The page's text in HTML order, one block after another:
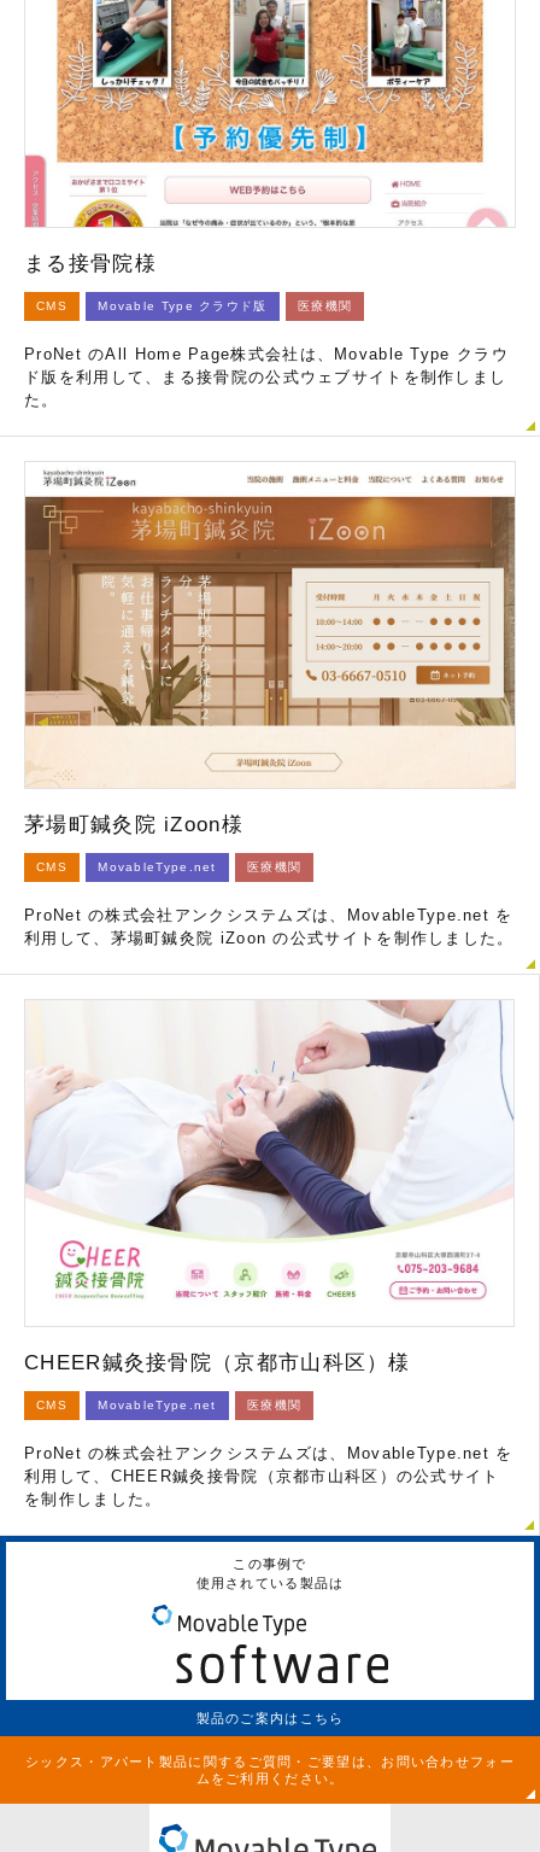
まる接骨院様
CMS Movable Type クラウド版 医療機関
ProNet のAll Home Page株式会社は、Movable Type クラウ
ド版を利用して、まる接骨院の公式ウェブサイトを制作しまし
た。
茅場町鍼灸院 iZoon様
CMS MovableType.net 医療機関
ProNet の株式会社アンクシステムズは、MovableType.net を
利用して、茅場町鍼灸院 iZoon の公式サイトを制作しました。
CHEER鍼灸接骨院（京都市山科区）様
CMS MovableType.net 医療機関
ProNet の株式会社アンクシステムズは、MovableType.net を
利用して、CHEER鍼灸接骨院（京都市山科区）の公式サイト
を制作しました。
この事例で
使用されている製品は
製品のご案内はこちら
シックス・アパート製品に関するご質問・ご要望は、お問い合わせフォー
ムをご利用ください。